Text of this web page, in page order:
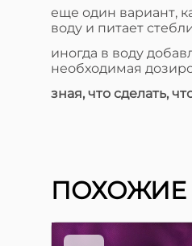
еще один вариант,
воду и питает
иногда в воду
необходимая
зная, что сделать,
ПОХОЖИЕ